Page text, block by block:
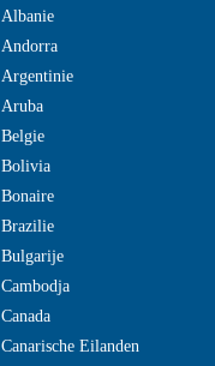
Albanie
Andorra
Argentinie
Aruba
Belgie
Bolivia
Bonaire
Brazilie
Bulgarije
Cambodja
Canada
Canarische Eilanden